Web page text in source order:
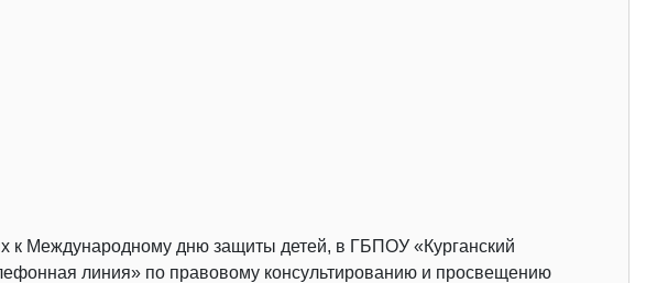
к Международному дню защиты детей, в ГБПОУ «Курганский
линия» по правовому консультированию и просвещению